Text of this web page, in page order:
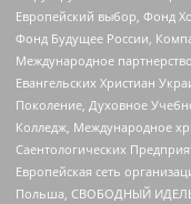
Европейский выбор, Фонд
Фонд Будущее России,
Международное
Евангельских Христиан
Поколение, Духовное
Колледж, Международное
Саентологических
Европейская сеть
Польша, СВОБОДНЫЙ ИДЕЛЬ-